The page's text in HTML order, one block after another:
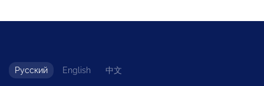
Русский English 中文